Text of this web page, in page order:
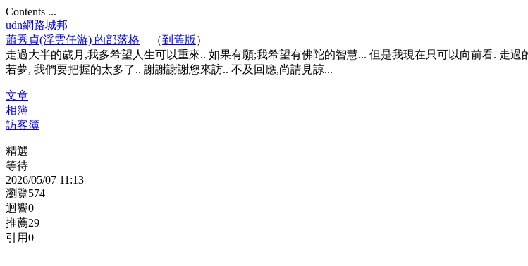
Contents ...
udn網路城邦
蕭秀貞(浮雲任游) 的部落格 （到舊版 ）
走過大半的歲月,我多希望人生可以重來.. 如果有願;我希望有佛陀的智慧... 但是我現在只可以向前看. 走
若夢, 我們要把握的太多了.. 謝謝謝謝您來訪.. 不及回應,尚請見諒...
文章
相簿
訪客簿
精選
等待
2026/05/07 11 :13
瀏覽574
迴響0
推薦29
引用0